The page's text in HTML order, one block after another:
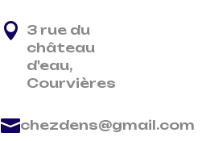
 3 rue du
château
d'eau,
Courvières
chezdens@gmail.com